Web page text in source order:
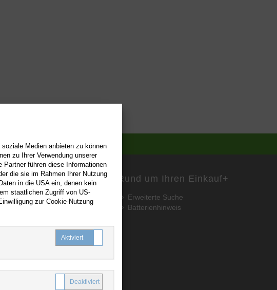
Rund um Ihren Einkauf+
Erweiterte Suche
Batterienhinweis
Medien anbieten zu können
zu Ihrer Verwendung unserer
Partner führen diese Informationen
die sie im Rahmen Ihrer Nutzung
in die USA ein, denen kein
staatlichen Zugriff von US-
zur Cookie-Nutzung